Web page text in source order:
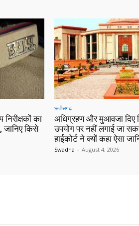
का
जानिए किसे
छत्तीसगढ़
अधिग्रहण और मुआवजा दिए
उपयोग पर नहीं लगाई जा
हाईकोर्ट ने क्यों कहा ऐसा
Swadha - August 4, 2026